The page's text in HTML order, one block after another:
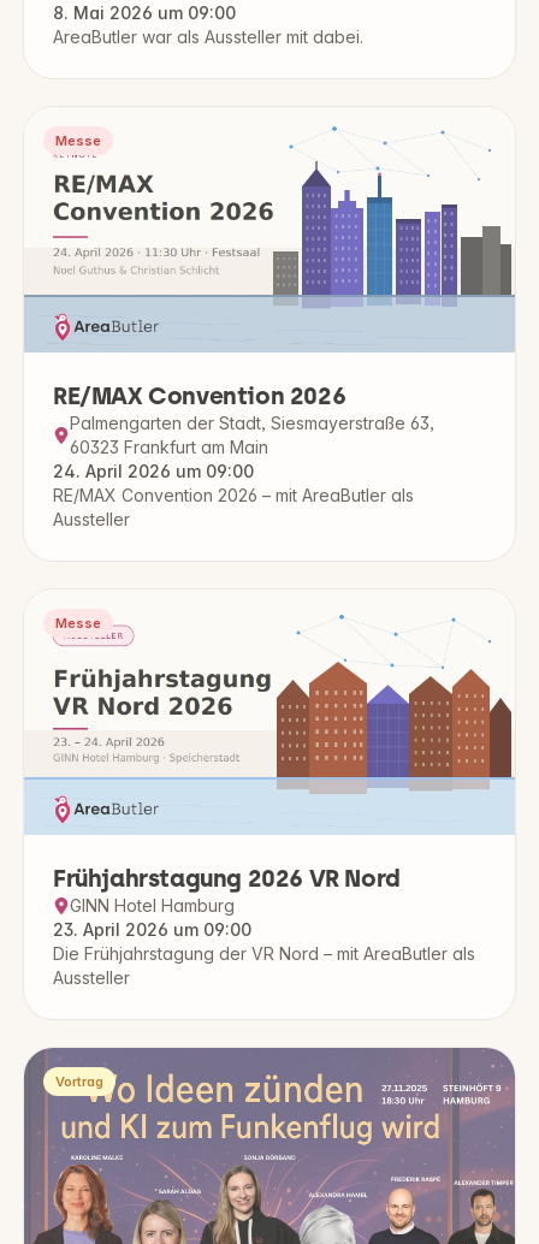
8. Mai 2026 um 09:00
AreaButler war als Aussteller mit dabei.
Messe
RE/MAX Convention 2026
Palmengarten der Stadt, Siesmayerstraße 63,
60323 Frankfurt am Main
24. April 2026 um 09:00
RE/MAX Convention 2026 – mit AreaButler als
Aussteller
Messe
Frühjahrstagung 2026 VR Nord
GINN Hotel Hamburg
23. April 2026 um 09:00
Die Frühjahrstagung der VR Nord – mit AreaButler als
Aussteller
Vortrag